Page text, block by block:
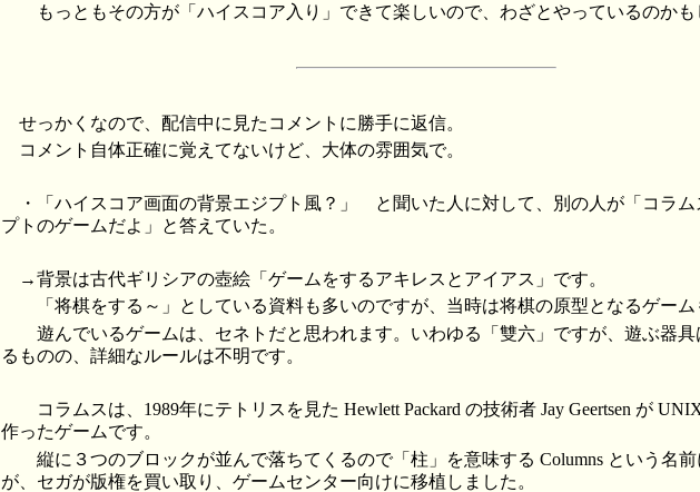
もっともその方が「ハイスコア入り」できて楽しいので、わざとやっているのかも
せっかくなので、配信中に見たコメントに勝手に返信。
コメント自体正確に覚えてないけど、大体の雰囲気で。
・「ハイスコア画面の背景エジプト風？」 と聞いた人に対して、別の人が「コラ
プトのゲームだよ」と答えていた。
→背景は古代ギリシアの壺絵「ゲームをするアキレスとアイアス」です。
「将棋をする～」としている資料も多いのですが、当時は将棋の原型となるゲーム
遊んでいるゲームは、セネトだと思われます。いわゆる「雙六」ですが、遊ぶ器具
るものの、詳細なルールは不明です。
コラムスは、1989年にテトリスを見た Hewlett Packard の技術者 Jay Geertsen が
作ったゲームです。
縦に３つのブロックが並んで落ちてくるので「柱」を意味する Columns という名
が、セガが版権を買い取り、ゲームセンター向けに移植しました。